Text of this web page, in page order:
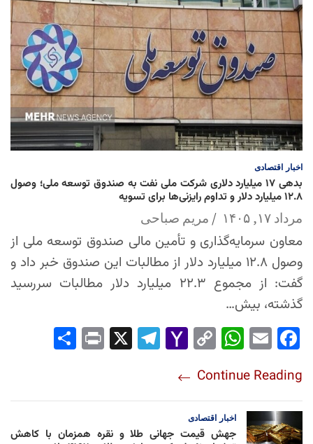
اخبار اقتصادی
بدهی ۱۷ میلیارد دلاری شرکت ملی نفت به صندوق توسعه ملی؛ وصول
۱۲.۸ میلیارد دلار و تداوم رایزنی‌ها برای تسویه
مرداد ۱۷, ۱۴۰۵ مریم صباحی
معاون سرمایه‌گذاری و تأمین مالی صندوق توسعه ملی از
وصول ۱۲.۸ میلیارد دلار از مطالبات این صندوق خبر داد و
گفت: از مجموع ۲۲.۳ میلیارد دلار مطالبات سررسید
گذشته، بیش…
Fac
ok
Em
Wh
Ap
p
Co
Lin
k
Yah
l
Tel
Pri
Continue Reading
اخبار اقتصادی
جهش قیمت جهانی طلا و نقره همزمان با کاهش